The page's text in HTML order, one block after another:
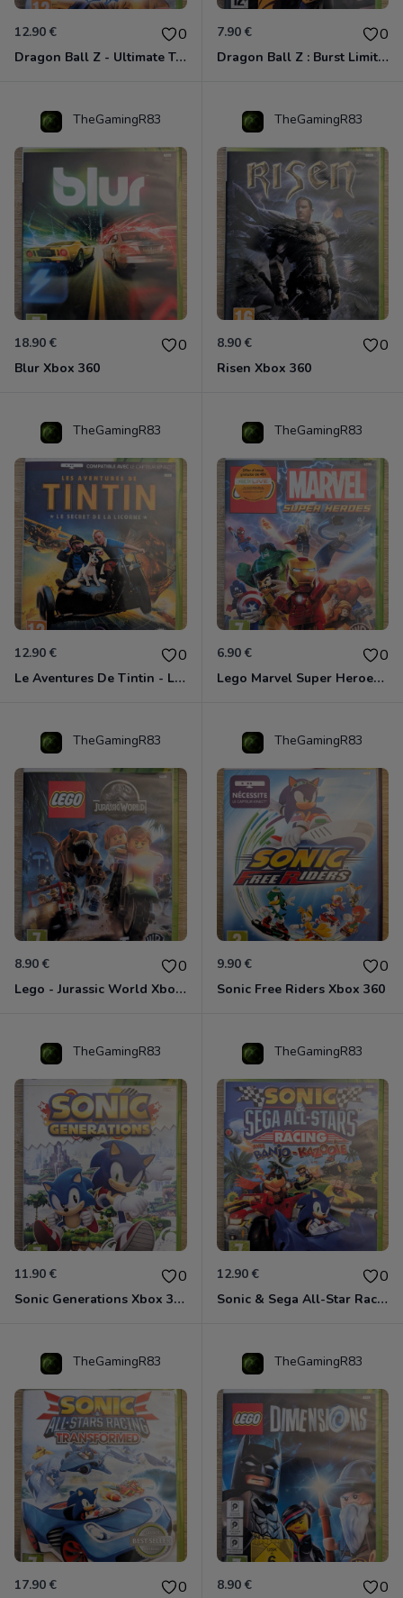
12.90 € 0
Dragon Ball Z - Ultimate Tenkaichi Xbox 360
7.90 € 0
Dragon Ball Z : Burst Limit Xbox 360
TheGamingR83
18.90 € 0
Blur Xbox 360
TheGamingR83
8.90 € 0
Risen Xbox 360
TheGamingR83
12.90 € 0
Le Aventures De Tintin - Le Secret De La Licorne Xbox 360
TheGamingR83
6.90 € 0
Lego Marvel Super Heroes Xbox 360
TheGamingR83
8.90 € 0
Lego - Jurassic World Xbox 360
TheGamingR83
9.90 € 0
Sonic Free Riders Xbox 360
TheGamingR83
11.90 € 0
Sonic Generations Xbox 360
TheGamingR83
12.90 € 0
Sonic & Sega All-Star Racing avec Banjo-Kazooie Xbox 360
TheGamingR83
17.90 € 0
TheGamingR83
8.90 € 0